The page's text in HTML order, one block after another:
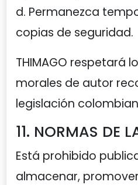
d. Permanezca
copias de seguridad.
THIMAGO respetará
morales de autor
legislación
11. NORMAS DE
Está prohibido
almacenar,